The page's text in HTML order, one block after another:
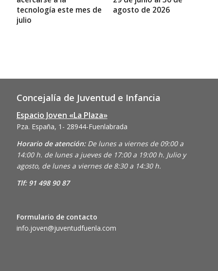
tecnología este mes de
julio
agosto de 2026
Concejalía de Juventud e Infancia
Espacio Joven «La Plaza»
Pza. España, 1- 28944-Fuenlabrada
Horario de atención: De lunes a viernes de 09:00 a
14:00 h. de lunes a jueves de 17:00 a 19:00 h. Julio y
agosto, de lunes a viernes de 8:30 a 14:30 h.
Tlf: 91 498 90 87
Formulario de contacto
info.joven@juventudfuenla.com